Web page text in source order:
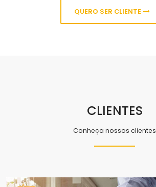
QUERO SER CLIENTE
CLIENTES
Conheça nossos clientes